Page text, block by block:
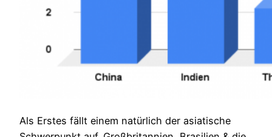
Als Erstes fällt einem natürlich der asiatische